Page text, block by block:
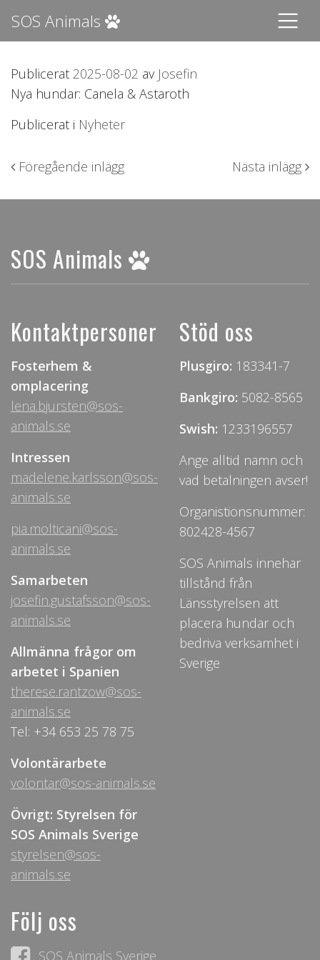
SOS Animals
Publicerat 2025-08-02 av Josefin
Nya hundar: Canela & Astaroth
Publicerat i Nyheter
Inläggsnavigering
Föregående inlägg Nästa inlägg
SOS Animals
Kontaktpersoner
Fosterhem &
omplacering
lena.bjursten@sos-
animals.se
Intressen
madelene.karlsson@sos-
animals.se
pia.molticani@sos-
animals.se
Samarbeten
josefin.gustafsson@sos-
animals.se
Allmänna frågor om
arbetet i Spanien
therese.rantzow@sos-
animals.se
Tel: +34 653 25 78 75
Volontärarbete
volontar@sos-animals.se
Övrigt: Styrelsen för
SOS Animals Sverige
styrelsen@sos-
animals.se
Stöd oss
Plusgiro: 183341-7
Bankgiro: 5082-8565
Swish: 1233196557
Ange alltid namn och
vad betalningen avser!
Organistionsnummer:
802428-4567
SOS Animals innehar
tillstånd från
Länsstyrelsen att
placera hundar och
bedriva verksamhet i
Sverige
Följ oss
SOS Animals Sverige